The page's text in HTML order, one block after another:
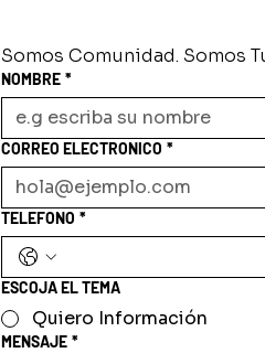
Somos Comunidad. Somos
NOMBRE *
CORREO ELECTRONICO *
TELEFONO *
ESCOJA EL TEMA
Quiero Información
MENSAJE *